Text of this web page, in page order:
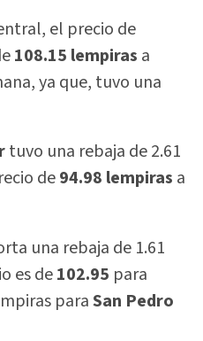
el precio de
108.15 lempiras a
ya que, tuvo una
tuvo una rebaja de 2.61
de94.98 lempiras a
una rebaja de 1.61
es de102.95 para
paraSan Pedro